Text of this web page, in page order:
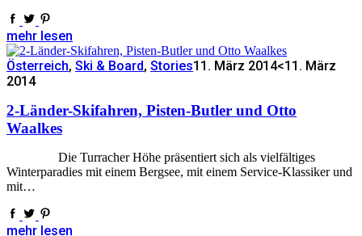
mehr lesen
Österreich, Ski & Board, Stories11. März 2014<11. März
2014
2-Länder-Skifahren, Pisten-Butler und Otto
Waalkes
Die Turracher Höhe präsentiert sich als vielfältiges
Winterparadies mit einem Bergsee, mit einem Service-Klassiker und
mit…
mehr lesen